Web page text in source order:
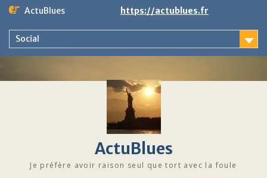
Skip
content
ActuBlues https://actublues.fr
Social
ActuBlues
Je préfère avoir raison seul que tort avec la foule